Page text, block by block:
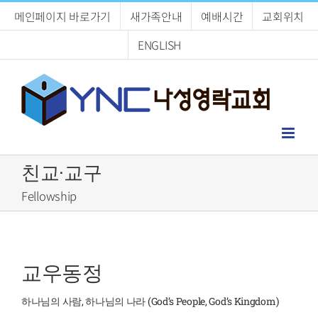
메인페이지 바로가기 새가족안내 예배시간
교회위치
ENGLISH
친교·교구
Fellowship
교우동정
하나님의 사람, 하나님의 나라 (God’s People, God’s Kingdom)